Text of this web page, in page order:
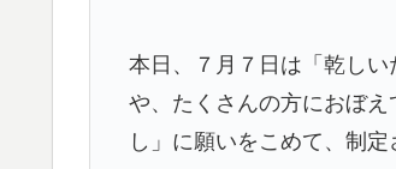
本日、７月７日は「乾し
や、たくさんの方におぼ
し」に願いをこめて、制定